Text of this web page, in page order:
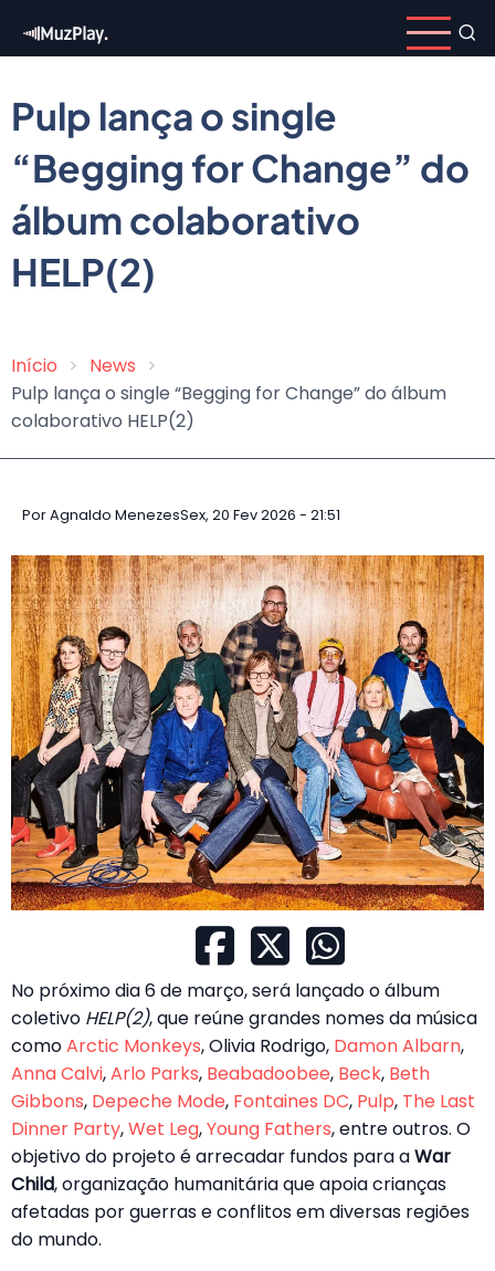
para
conteúdo
principal
Pulp lança o single
“Begging for Change” do
álbum colaborativo
HELP(2)
Trilha
de
navegação
Início
News
Pulp lança o single “Begging for Change” do álbum
colaborativo HELP(2)
PorAgnaldo MenezesSex, 20 Fev 2026 - 21:51
No próximo dia 6 de março, será lançado o álbum
coletivo HELP(2), que reúne grandes nomes da música
comoArctic Monkeys, Olivia Rodrigo, Damon Albarn,
Anna Calvi,Arlo Parks, Beabadoobee, Beck, Beth
Gibbons, Depeche Mode, Fontaines DC, Pulp, The Last
Dinner Party,Wet Leg,Young Fathers, entre outros. O
objetivo do projeto é arrecadar fundos para aWar
Child, organização humanitária que apoia crianças
afetadas por guerras e conflitos em diversas regiões
do mundo.